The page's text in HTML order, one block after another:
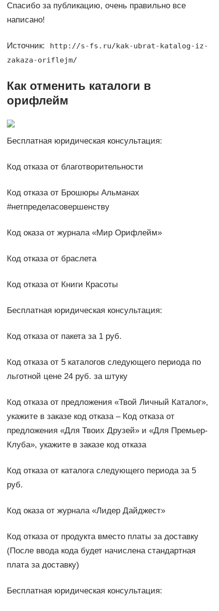
Спасибо за публикацию, очень правильно все
написано!
Источник:
http://s-fs.ru/kak-ubrat-katalog-iz-
zakaza-oriflejm/
Как отменить каталоги в
орифлейм
Бесплатная юридическая консультация:
Код отказа от благотворительности
Код отказа от Брошюры Альманах
#нетпределасовершенству
Код оказа от журнала «Мир Орифлейм»
Код отказа от браслета
Код отказа от Книги Красоты
Бесплатная юридическая консультация:
Код отказа от пакета за 1 руб.
Код отказа от 5 каталогов следующего периода по
льготной цене 24 руб. за штуку
Код отказа от предложения «Твой Личный Каталог»,
укажите в заказе код отказа – Код отказа от
предложения «Для Твоих Друзей» и «Для Премьер-
Клуба», укажите в заказе код отказа
Код отказа от каталога следующего периода за 5
руб.
Код оказа от журнала «Лидер Дайджест»
Код отказа от продукта вместо платы за доставку
(После ввода кода будет начислена стандартная
плата за доставку)
Бесплатная юридическая консультация: